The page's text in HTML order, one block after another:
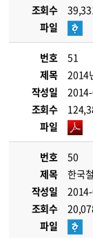
조회수
파일
번호
51
제목
2014
작성일
조회수
파일
번호
50
제목
한국
작성일
조회수
파일